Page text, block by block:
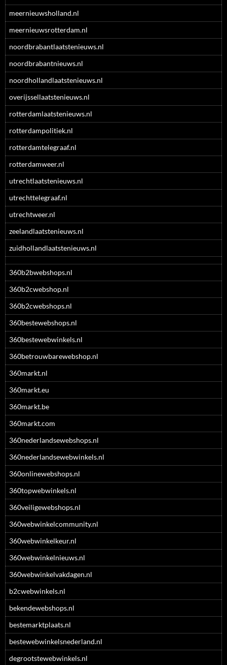
meernieuwsholland.nl
meernieuwsrotterdam.nl
noordbrabantlaatstenieuws.nl
noordbrabantnieuws.nl
noordhollandlaatstenieuws.nl
overijssellaatstenieuws.nl
rotterdamlaatstenieuws.nl
rotterdampolitiek.nl
rotterdamtelegraaf.nl
rotterdamweer.nl
utrechtlaatstenieuws.nl
utrechttelegraaf.nl
utrechtweer.nl
zeelandlaatstenieuws.nl
zuidhollandlaatstenieuws.nl
360b2bwebshops.nl
360b2cwebshop.nl
360b2cwebshops.nl
360bestewebshops.nl
360bestewebwinkels.nl
360betrouwbarewebshop.nl
360markt.nl
360markt.eu
360markt.be
360markt.com
360nederlandsewebshops.nl
360nederlandsewebwinkels.nl
360onlinewebshops.nl
360topwebwinkels.nl
360veiligewebshops.nl
360webwinkelcommunity.nl
360webwinkelkeur.nl
360webwinkelnieuws.nl
360webwinkelvakdagen.nl
b2cwebwinkels.nl
bekendewebshops.nl
bestemarktplaats.nl
bestewebwinkelsnederland.nl
degrootstewebwinkels.nl